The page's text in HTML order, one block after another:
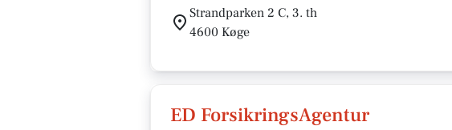
Strandparken 2 C, 3. th
4600 Køge
ED ForsikringsAgentur